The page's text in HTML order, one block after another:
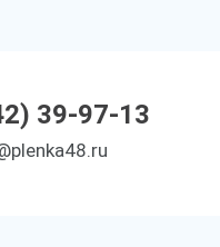
39-97-13